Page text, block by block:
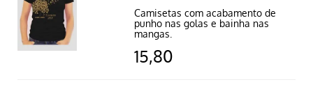
Camisetas com acabamento de
punho nas golas e bainha nas
mangas.
15,80